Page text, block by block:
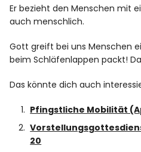
Er bezieht den Menschen mit
auch menschlich.
Gott greift bei uns Menschen
beim Schläfenlappen packt!
Das könnte dich auch
Pfingstliche Mobilität
20